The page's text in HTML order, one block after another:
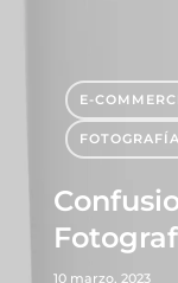
E-
10 marzo, 2023